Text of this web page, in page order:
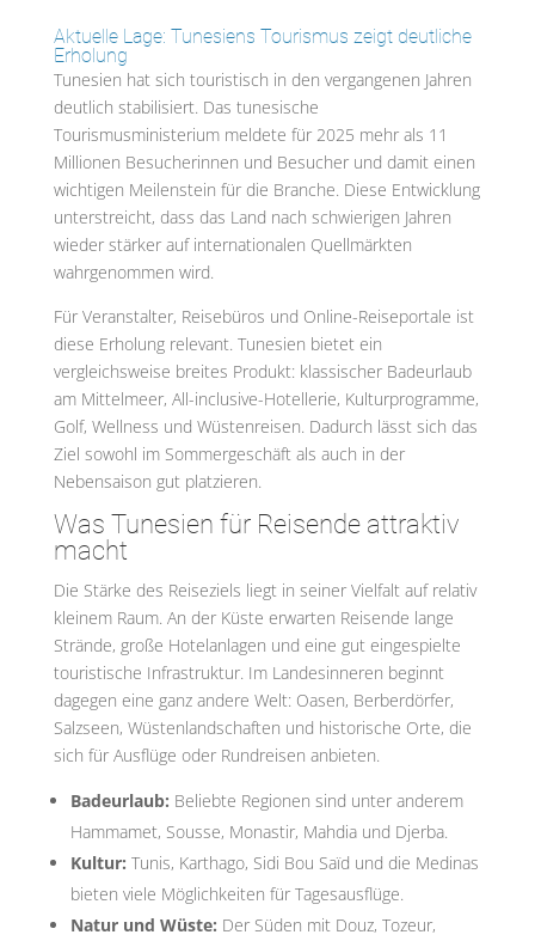
Aktuelle Lage: Tunesiens Tourismus zeigt deutliche
Erholung
Tunesien hat sich touristisch in den vergangenen Jahren
deutlich stabilisiert. Das tunesische
Tourismusministerium meldete für 2025 mehr als 11
Millionen Besucherinnen und Besucher und damit einen
wichtigen Meilenstein für die Branche. Diese Entwicklung
unterstreicht, dass das Land nach schwierigen Jahren
wieder stärker auf internationalen Quellmärkten
wahrgenommen wird.
Für Veranstalter, Reisebüros und Online-Reiseportale ist
diese Erholung relevant. Tunesien bietet ein
vergleichsweise breites Produkt: klassischer Badeurlaub
am Mittelmeer, All-inclusive-Hotellerie, Kulturprogramme,
Golf, Wellness und Wüstenreisen. Dadurch lässt sich das
Ziel sowohl im Sommergeschäft als auch in der
Nebensaison gut platzieren.
Was Tunesien für Reisende attraktiv
macht
Die Stärke des Reiseziels liegt in seiner Vielfalt auf relativ
kleinem Raum. An der Küste erwarten Reisende lange
Strände, große Hotelanlagen und eine gut eingespielte
touristische Infrastruktur. Im Landesinneren beginnt
dagegen eine ganz andere Welt: Oasen, Berberdörfer,
Salzseen, Wüstenlandschaften und historische Orte, die
sich für Ausflüge oder Rundreisen anbieten.
Badeurlaub: Beliebte Regionen sind unter anderem
Hammamet, Sousse, Monastir, Mahdia und Djerba.
Kultur: Tunis, Karthago, Sidi Bou Saïd und die Medinas
bieten viele Möglichkeiten für Tagesausflüge.
Natur und Wüste: Der Süden mit Douz, Tozeur,